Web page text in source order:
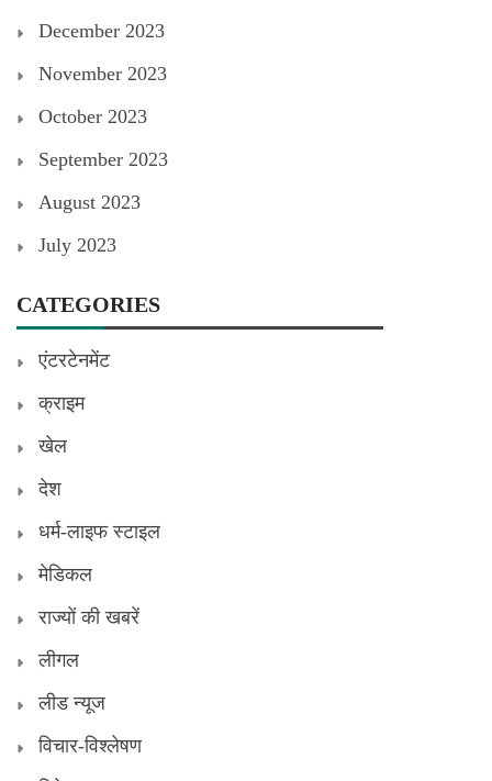
December 2023
November 2023
October 2023
September 2023
August 2023
July 2023
CATEGORIES
एंटरटेनमेंट
क्राइम
खेल
देश
धर्म-लाइफ स्टाइल
मेडिकल
राज्यों की खबरें
लीगल
लीड न्यूज
विचार-विश्लेषण